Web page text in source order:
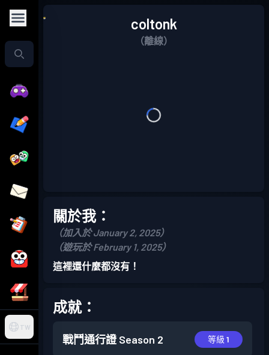
TW
coltonk
（離線）
關於我：
（加入於 January 2, 2025）
（遊玩於 February 1, 2025）
這裡還什麼都沒有！
成就：
戰鬥通行證 Season 2 等級 1